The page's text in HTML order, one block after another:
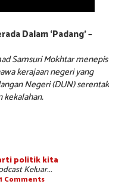
Dalam ‘Padang’ –
Samsuri Mokhtar menepis
kerajaan negeri yang
Negeri (DUN) serentak
kekalahan.
politik kita
Keluar...
Comments